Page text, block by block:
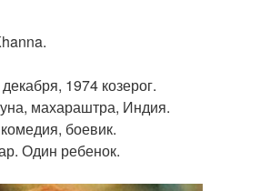
1974 козерог.
махараштра, Индия.
боевик.
Один ребенок.